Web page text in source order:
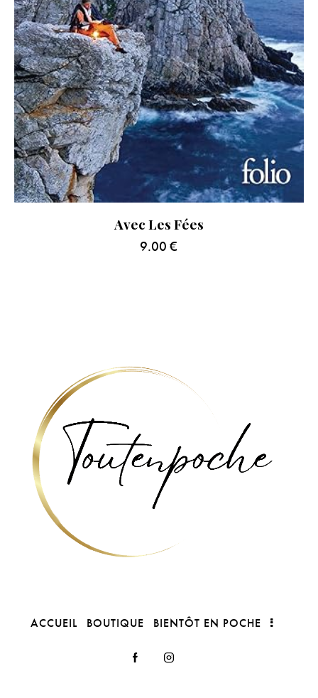
Avec Les Fées
9.00 €
ACCUEIL BOUTIQUE BIENTÔT EN POCHE